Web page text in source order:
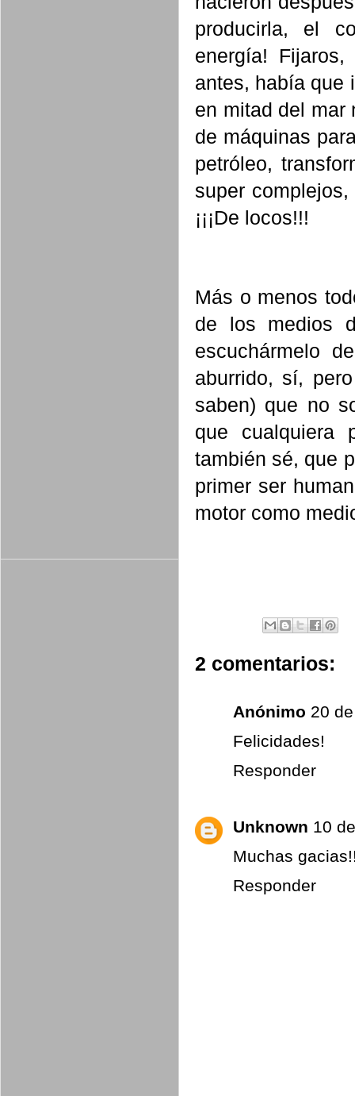
producirla, el
energía!
antes, había que
en mitad del mar
de máquinas
petróleo,
super
¡¡¡De locos!!!
Más o menos
de los medios
escuchármelo
aburrido, sí,
saben) que no
que cualquiera
también sé, que
primer ser
motor como
2 comentarios:
Anónimo 20
Felicidades!
Responder
Unknown 10
Muchas
Responder